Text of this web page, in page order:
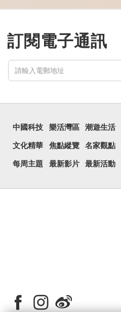
多年前，蘋果手機推出
能，便用上「瞐」這個字，
表達iPhone12有由8位提
升至10位HDR影片拍攝功
色，達到專...
訂閱電子通訊
中國科技 樂活灣區 潮遊生活
文化精華 焦點縱覽 名家觀點
每周主題 最新影片 最新活動